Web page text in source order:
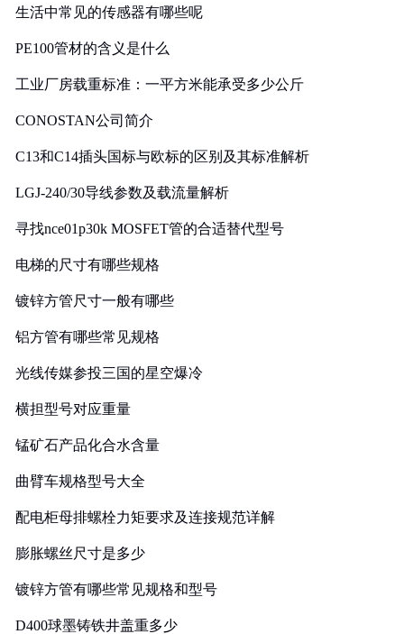
生活中常见的传感器有哪些呢
PE100管材的含义是什么
工业厂房载重标准：一平方米能承受多少公斤
CONOSTAN公司简介
C13和C14插头国标与欧标的区别及其标准解析
LGJ-240/30导线参数及载流量解析
寻找nce01p30k MOSFET管的合适替代型号
电梯的尺寸有哪些规格
镀锌方管尺寸一般有哪些
铝方管有哪些常见规格
光线传媒参投三国的星空爆冷
横担型号对应重量
锰矿石产品化合水含量
曲臂车规格型号大全
配电柜母排螺栓力矩要求及连接规范详解
膨胀螺丝尺寸是多少
镀锌方管有哪些常见规格和型号
D400球墨铸铁井盖重多少